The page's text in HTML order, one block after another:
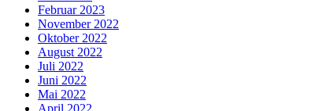
Februar 2023
November 2022
Oktober 2022
August 2022
Juli 2022
Juni 2022
Mai 2022